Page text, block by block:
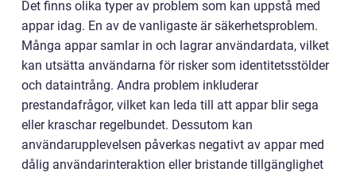
Det finns olika typer av problem som kan uppstå med
appar idag. En av de vanligaste är säkerhetsproblem.
Många appar samlar in och lagrar användardata, vilket
kan utsätta användarna för risker som identitetsstölder
och dataintrång. Andra problem inkluderar
prestandafrågor, vilket kan leda till att appar blir sega
eller kraschar regelbundet. Dessutom kan
användarupplevelsen påverkas negativt av appar med
dålig användarinteraktion eller bristande tillgänglighet